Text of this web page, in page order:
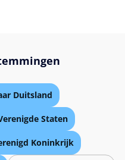
Duitsland
Staten
Koninkrijk